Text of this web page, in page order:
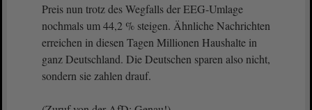
Preis nun trotz des Wegfalls der EEG-Umlage
nochmals um 44,2 % steigen. Ähnliche Nachrichten
erreichen in diesen Tagen Millionen Haushalte in
ganz Deutschland. Die Deutschen sparen also nicht,
sondern sie zahlen drauf.